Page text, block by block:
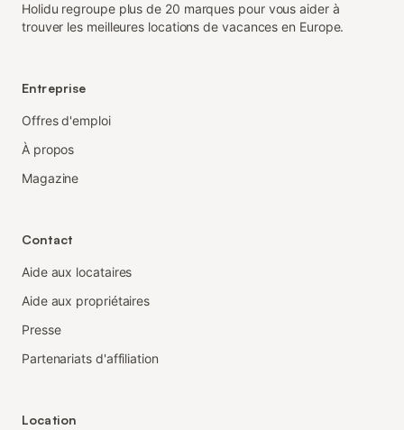
Holidu regroupe plus de 20 marques pour vous aider à
trouver les meilleures locations de vacances en Europe.
Entreprise
Offres d'emploi
À propos
Magazine
Contact
Aide aux locataires
Aide aux propriétaires
Presse
Partenariats d'affiliation
Location